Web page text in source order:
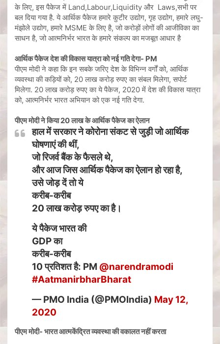
के लिए, इस पैकेज में Land,Labour,Liquidity और Laws,सभी पर
बल दिया गया है. ये आर्थिक पैकेज हमारे कुटीर उद्योग, गृह उद्योग, हमारे लघु-
मंझोले उद्योग, हमारे MSME के लिए है, जो करोड़ों लोगों की आजीविका का
साधन है, जो आत्मनिर्भर भारत के हमारे संकल्प का मजबूत आधार है
आर्थिक पैकेज देश की विकास यात्रा को नई गति देगा- PM
पीएम मोदी ने कहा कि इन सबके जरिए देश के विभिन्न वर्गों को, आर्थिक
व्यवस्था की कड़ियों को, 20 लाख करोड़ रुपए का संबल मिलेगा, सपोर्ट
मिलेगा. 20 लाख करोड़ रुपए का ये पैकेज, 2020 में देश की विकास यात्रा
को, आत्मनिर्भर भारत अभियान को एक नई गति देगा.
पीएम मोदी ने किया 20 लाख के आर्थिक पैकेज का ऐलान
हाल में सरकार ने कोरोना संकट से जुड़ी जो आर्थिक
घोषणाएं की थीं,
जो रिजर्व बैंक के फैसले थे,
और आज जिस आर्थिक पैकेज का ऐलान हो रहा है,
उसे जोड़ दें तो ये
करीब-करीब
20 लाख करोड़ रुपए का है।
ये पैकेज भारत की
GDP का
करीब-करीब
10 प्रतिशत है: PM @narendramodi
#AatmanirbharBharat
— PMO India (@PMOIndia) May 12,
2020
पीएम मोदी- भारत आत्मकेंद्रित व्यवस्था की वकालत नहीं करता